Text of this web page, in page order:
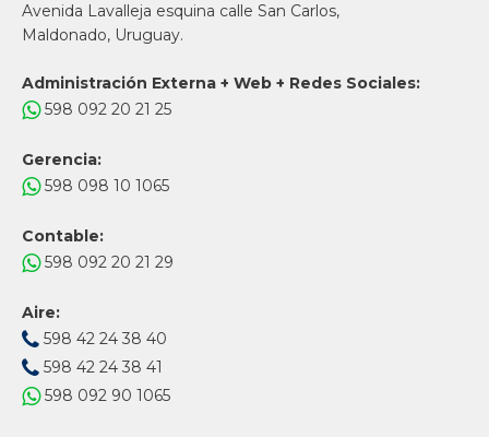
Avenida Lavalleja esquina calle San Carlos,
Maldonado, Uruguay.
Administración Externa + Web + Redes Sociales:
598 092 20 21 25
Gerencia:
598 098 10 1065
Contable:
598 092 20 21 29
Aire:
598 42 24 38 40
598 42 24 38 41
598 092 90 1065